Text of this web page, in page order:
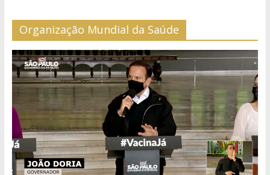
Organização Mundial da Saúde